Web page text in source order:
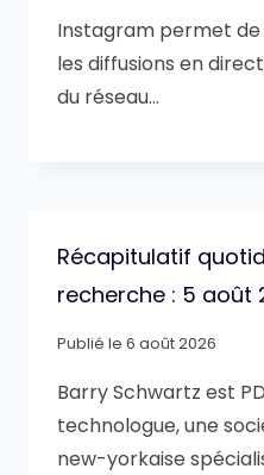
Instagram permet de
les diffusions en
du réseau…
Récapitulatif
recherche : 5 août
Publié le 6 août 2026
Barry Schwartz est
technologue, une
new-yorkaise